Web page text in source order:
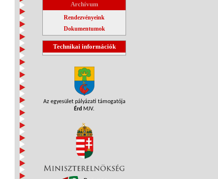
Archívum
Rendezvényeink
Dokumentumok
Technikai információk
Az egyesület pályázati támogatója
Érd MJV.